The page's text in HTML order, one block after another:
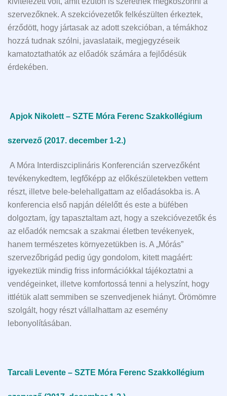
szervezőknek. A szekcióvezetők felkészülten érkeztek,
érződött, hogy jártasak az adott szekcióban, a témákhoz
hozzá tudnak szólni, javaslataik, megjegyzéseik
kamatoztathatók az előadók számára a fejlődésük
érdekében.
Apjok Nikolett – SZTE Móra Ferenc Szakkollégium
szervező (2017. december 1-2.)
A Móra Interdiszciplináris Konferencián szervezőként
tevékenykedtem, legfőképp az előkészületekben vettem
részt, illetve bele-belehallgattam az előadásokba is. A
konferencia első napján délelőtt és este a büfében
dolgoztam, így tapasztaltam azt, hogy a szekcióvezetők és
az előadók nemcsak a szakmai életben tevékenyek,
hanem természetes környezetükben is. A „Mórás”
szervezőbrigád pedig úgy gondolom, kitett magáért:
igyekeztük mindig friss információkkal tájékoztatni a
vendégeinket, illetve komfortossá tenni a helyszínt, hogy
ittlétük alatt semmiben se szenvedjenek hiányt. Örömömre
szolgált, hogy részt vállalhattam az esemény
lebonyolításában.
Tarcali Levente – SZTE Móra Ferenc Szakkollégium